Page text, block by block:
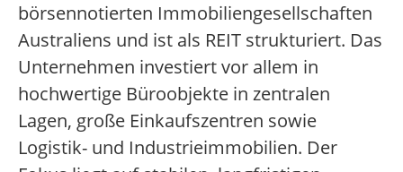
börsennotierten Immobiliengesellschaften
Australiens und ist als REIT strukturiert. Das
Unternehmen investiert vor allem in
hochwertige Büroobjekte in zentralen
Lagen, große Einkaufszentren sowie
Logistik- und Industrieimmobilien. Der